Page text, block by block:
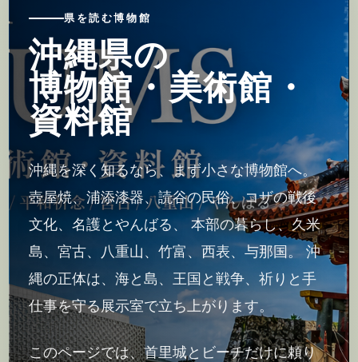
県を読む博物館
沖縄県の
博物館・美術館・
資料館
沖縄を深く知るなら、まず小さな博物館へ。
壺屋焼、浦添漆器、読谷の民俗、コザの戦後
文化、名護とやんばる、 本部の暮らし、久米
島、宮古、八重山、竹富、西表、与那国。 沖
縄の正体は、海と島、王国と戦争、祈りと手
仕事を守る展示室で立ち上がります。
このページでは、首里城とビーチだけに頼り